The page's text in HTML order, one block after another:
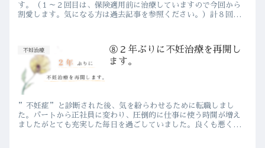
す。（１～２回目は、保険適用前に治療していますので今回から
割愛します。気になる方は過去記事を参照ください。）計８回分
不妊治療
⑧２年ぶりに不妊治療を再開し
ます。
”不妊症”と診断された後、気を紛らわせるために転職しまし
た。パートから正社員に変わり、圧倒的に仕事に使う時間が増え
ましたがとても充実した毎日を過ごしていました。良くも悪くも